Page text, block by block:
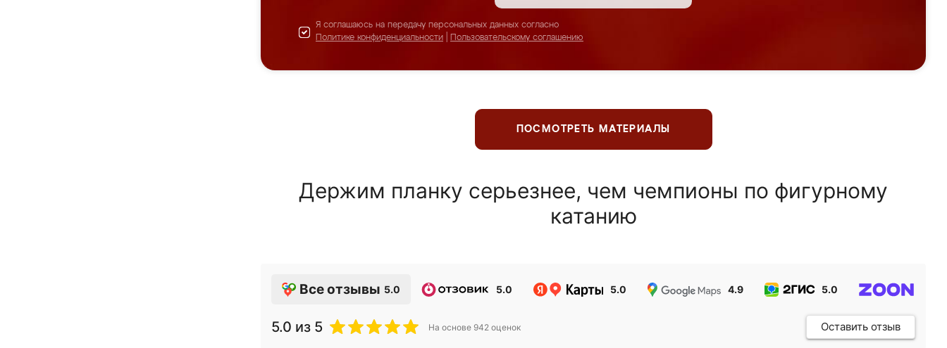
Я соглашаюсь на передачу персональных данных согласно
Политике конфиденциальности
Пользовательскому соглашению
ПОСМОТРЕТЬ МАТЕРИАЛЫ
Держим планку серьезнее, чем чемпионы по фигурному
катанию
Все отзывы 5.0 5.0 5.0 4.9 5.0
5.0 из 5 На основе 942 оценок Оставить отзыв